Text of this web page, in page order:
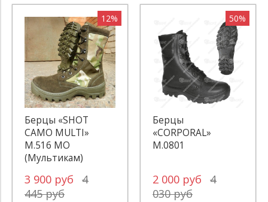
12%
Берцы «SHOT
CAMO MULTI»
M.516 MO
(Мультикам)
3 900 руб
4
445 руб
50%
Берцы
«CORPORAL»
М.0801
2 000 руб
4
030 руб